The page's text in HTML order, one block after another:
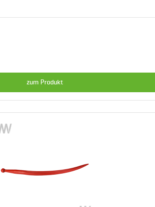
zum Produkt